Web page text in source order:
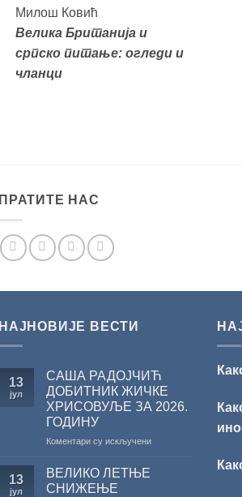
Милош Ковић
Велика Британија и
српско питање: огледи и
чланци
ПРАТИТЕ НАС
НАЈНОВИЈЕ ВЕСТИ
13
јул
САША РАДОЈЧИЋ
ДОБИТНИК ЖИЧКЕ
ХРИСОВУЉЕ ЗА 2026.
ГОДИНУ
Коментари су искљученина
13
јул
ВЕЛИКО ЛЕТЊЕ
СНИЖЕЊЕ